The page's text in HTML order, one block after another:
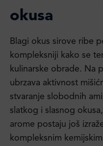
okusa
Blagi okus sirove ribe
kompleksniji kako se
kulinarske obrade. Na
ubrzava aktivnost
stvaranje slobodnih
slatkog i slasnog
arome postaju još
kompleksnim